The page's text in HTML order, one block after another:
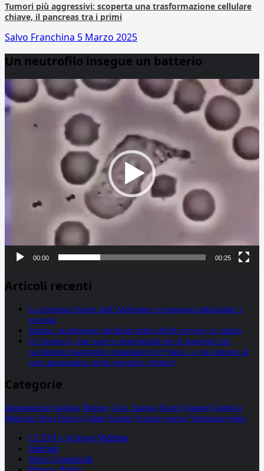
Tumori più aggressivi: scoperta una trasformazione cellulare
chiave, il pancreas tra i primi
Salvo Franchina 5 Marzo 2025
Un neutrofilo insegue un batterio
Player
00:00 00:25
Articoli recenti
La proteina chiave dell’Alzheimer si propaga utilizzando i
neuroni
Statine: inutilmente attribuiti molti effetti avversi, lo studio
Un farmaco, due nuove opportunità per le pazienti con
carcinoma mammario metastatico hr+/her2- e con tumore al
seno metastatico triplo negativo (mtnbc)
Categorie
alimentazione biologia Biology Com. Stampa Epatiti featured Genetica
Medicina News Ricerca Salute Science Scienza vaccini Veterinaria video
CCSVI e Sclerosi Multipla
Sitemap
Invia Comunicati